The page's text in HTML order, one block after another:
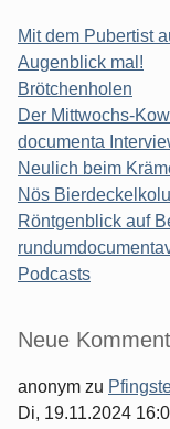
Mit dem Pubertist
Augenblick mal!
Brötchenholen
Der Mittwochs-
documenta
Neulich beim
Nös
Röntgenblick auf
Podcasts
Seitenleiste
Neue
anonym zu
Di, 19.11.2024